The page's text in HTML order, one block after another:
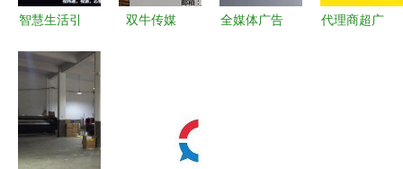
智慧生活引
度家电频道
广告代理业
务全新启航
双牛传媒
务，引领区
域传媒新生
全媒体广告
代理商超广